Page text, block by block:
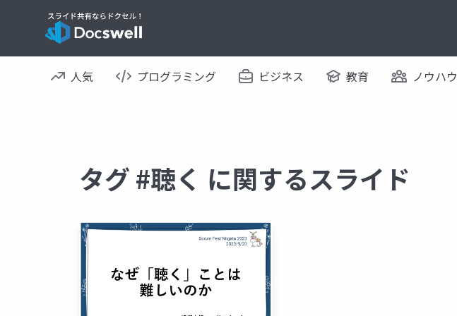
人気 プログラミング ビジネス 教育 ノウハウ
タグ #聴く に関するスライド